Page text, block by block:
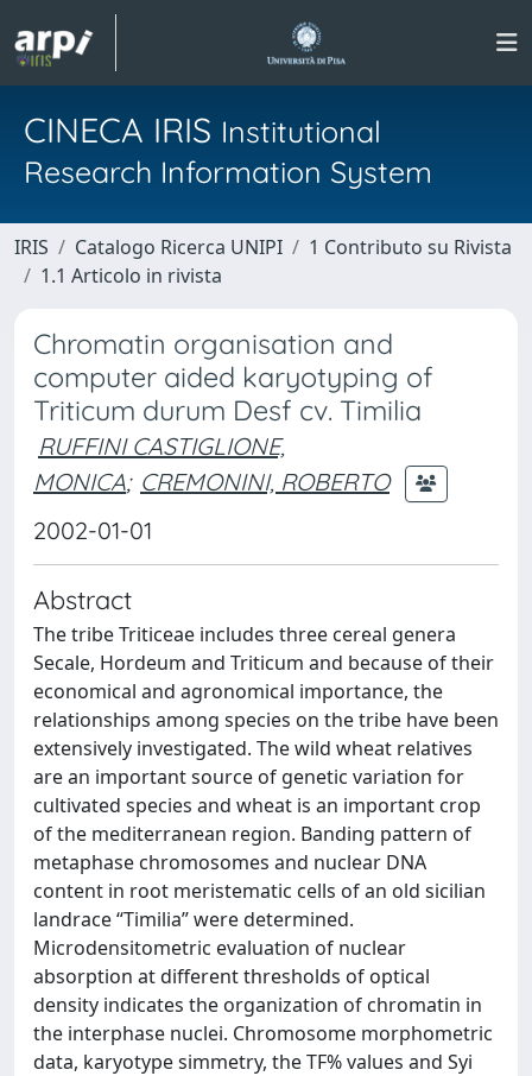
CINECA IRIS Institutional
Research Information System
IRIS Catalogo Ricerca UNIPI
1 Contributo su Rivista
1.1 Articolo in rivista
Chromatin organisation and
computer aided karyotyping of
Triticum durum Desf cv. Timilia
RUFFINI CASTIGLIONE,
MONICA; CREMONINI, ROBERTO
2002-01-01
Abstract
The tribe Triticeae includes three cereal genera
Secale, Hordeum and Triticum and because of their
economical and agronomical importance, the
relationships among species on the tribe have been
extensively investigated. The wild wheat relatives
are an important source of genetic variation for
cultivated species and wheat is an important crop
of the mediterranean region. Banding pattern of
metaphase chromosomes and nuclear DNA
content in root meristematic cells of an old sicilian
landrace “Timilia” were determined.
Microdensitometric evaluation of nuclear
absorption at different thresholds of optical
density indicates the organization of chromatin in
the interphase nuclei. Chromosome morphometric
data, karyotype simmetry, the TF% values and Syi